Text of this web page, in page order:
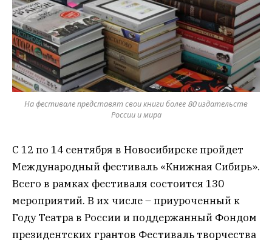
На фестивале представят свои книги более 80 издательств
России и мира
С 12 по 14 сентября в Новосибирске пройдет
Международный фестиваль «Книжная Сибирь».
Всего в рамках фестиваля состоится 130
мероприятий. В их числе – приуроченный к
Году Театра в России и поддержанный Фондом
президентских грантов Фестиваль творчества